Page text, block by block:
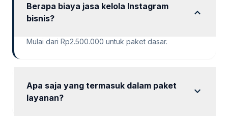
Berapa biaya jasa kelola Instagram
bisnis?
expand_more
Mulai dari Rp2.500.000 untuk paket dasar.
Apa saja yang termasuk dalam paket
layanan?
expand_more